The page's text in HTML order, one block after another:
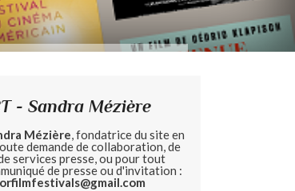
- Sandra Mézière
Mézière, fondatrice du site en
demande de collaboration, de
services presse, ou pour tout
de presse ou d'invitation :